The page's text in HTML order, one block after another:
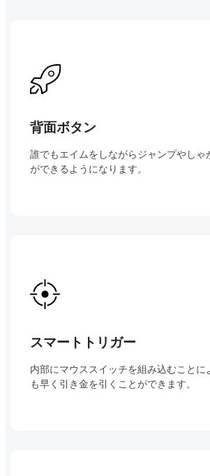
背面ボタン
誰でもエイムをしながらジャンプやしゃ
ができるようになります。
スマートトリガー
内部にマウススイッチを組み込むことに
も早く引き金を引くことができます。